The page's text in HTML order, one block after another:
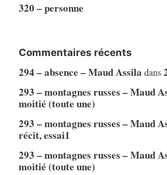
320 – personne
Commentaires récents
294 – absence – Maud Assila dans
293 – montagnes russes – Maud
moitié (toute une)
293 – montagnes russes – Maud
récit, essai1
293 – montagnes russes – Maud
moitié (toute une)